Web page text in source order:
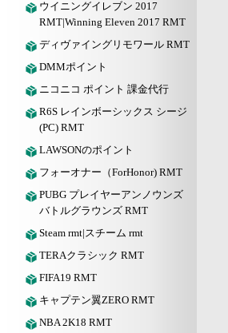
ウイニングイレブン 2017
RMT|Winning Eleven 2017 RMT
ディヴァイングリモワール RMT
DMMポイント
ニコニコ ポイント 課金代行
R6S レインボーシックス シージ
(PC) RMT
LAWSONのポイント
フォーオナー（ForHonor) RMT
PUBG プレイヤーアンノウンズ
バトルグラウンズ RMT
Steam rmt|スチーム rmt
TERAクラシック RMT
FIFA19 RMT
キャプテン翼ZERO RMT
NBA 2K18 RMT